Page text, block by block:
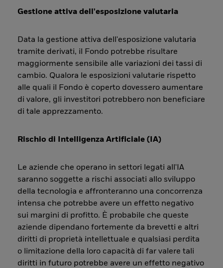
Gestione attiva dell'esposizione valutaria
Data la gestione attiva dell'esposizione valutaria
tramite derivati, il Fondo potrebbe risultare
maggiormente sensibile alle variazioni dei tassi di
cambio. Qualora le esposizioni valutarie rispetto
alle quali il Fondo è coperto dovessero aumentare
di valore, gli investitori potrebbero non beneficiare
di tale apprezzamento.
Rischio di Intelligenza Artificiale (IA)
Le aziende che operano in settori legati all'IA
saranno soggette a rischi associati allo sviluppo
della tecnologia e affronteranno una concorrenza
intensa che potrebbe avere un effetto negativo
sui margini di profitto. È probabile che queste
aziende dipendano fortemente da brevetti e altri
diritti di proprietà intellettuale e qualsiasi perdita
o limitazione della loro capacità di far valere tali
diritti in futuro potrebbe avere un effetto negativo